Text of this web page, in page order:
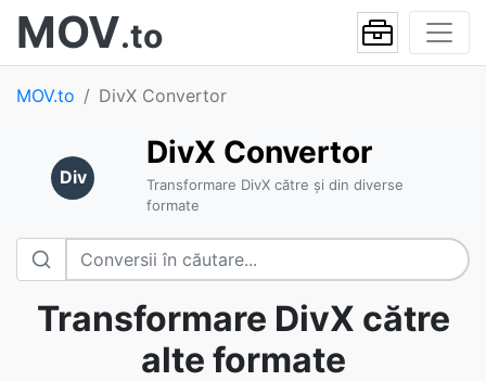
MOV.to
MOV.to DivX Convertor
Div
DivX Convertor
Transformare DivX către și din diverse
formate
Transformare DivX către
alte formate